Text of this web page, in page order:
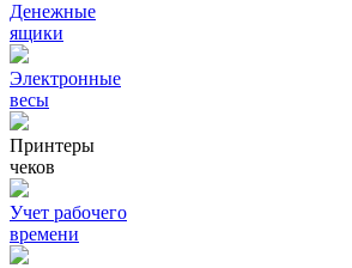
Денежные
ящики
Электронные
весы
Принтеры
чеков
Учет рабочего
времени